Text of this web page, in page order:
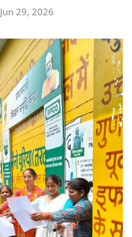
Jun 29, 2026